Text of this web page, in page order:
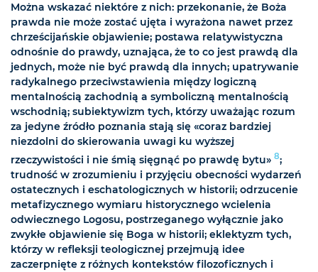
Można wskazać niektóre z nich: przekonanie, że Boża
prawda nie może zostać ujęta i wyrażona nawet przez
chrześcijańskie objawienie; postawa relatywistyczna
odnośnie do prawdy, uznająca, że to co jest prawdą dla
jednych, może nie być prawdą dla innych; upatrywanie
radykalnego przeciwstawienia między logiczną
mentalnością zachodnią a symboliczną mentalnością
wschodnią; subiektywizm tych, którzy uważając rozum
za jedyne źródło poznania stają się «coraz bardziej
niezdolni do skierowania uwagi ku wyższej
rzeczywistości i nie śmią sięgnąć po prawdę bytu» 8;
trudność w zrozumieniu i przyjęciu obecności wydarzeń
ostatecznych i eschatologicznych w historii; odrzucenie
metafizycznego wymiaru historycznego wcielenia
odwiecznego Logosu, postrzeganego wyłącznie jako
zwykłe objawienie się Boga w historii; eklektyzm tych,
którzy w refleksji teologicznej przejmują idee
zaczerpnięte z różnych kontekstów filozoficznych i